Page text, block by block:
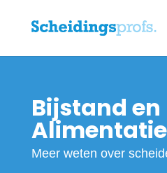
Bijstand en
Alimentatie
Meer weten over